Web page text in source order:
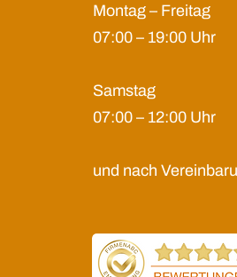
Montag – Freitag
07:00 – 19:00 Uhr
Samstag
07:00 – 12:00 Uhr
und nach